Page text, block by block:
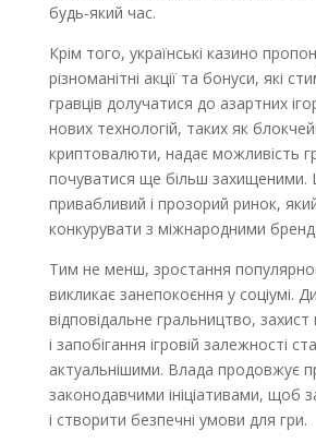
будь-який час.
Крім того, українські казино
різноманітні акції та бонуси, які
гравців долучатися до азартних
нових технологій, таких як
криптовалюти, надає можливість
почуватися ще більш захищеними.
привабливий і прозорий ринок,
конкурувати з міжнародними
Тим не менш, зростання
викликає занепокоєння у соціумі.
відповідальне гральництво,
і запобігання ігровій залежності
актуальнішими. Влада продовжує
законодавчими ініціативами, щоб
і створити безпечні умови для гри.